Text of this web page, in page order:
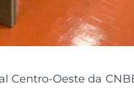
Centro-Oeste da